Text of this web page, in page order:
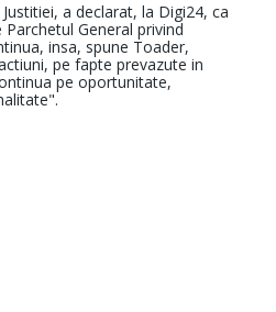
a declarat, la Digi24, ca
General privind
insa, spune Toader,
pe fapte prevazute in
pe oportunitate,